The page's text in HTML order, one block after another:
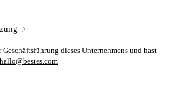
dieses Unternehmens und hast
hallo@bestes.com